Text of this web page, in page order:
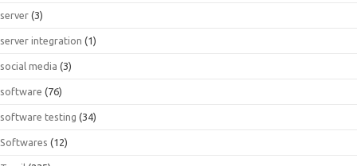
server (3)
server integration (1)
social media (3)
software (76)
software testing (34)
Softwares (12)